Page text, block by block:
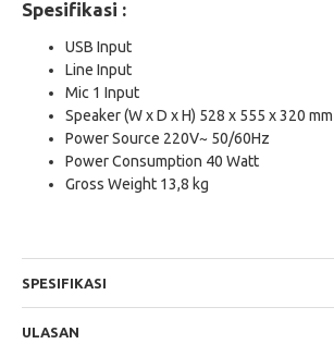
Spesifikasi :
USB Input
Line Input
Mic 1 Input
Speaker (W x D x H) 528 x 555 x 320 mm
Power Source 220V~ 50/60Hz
Power Consumption 40 Watt
Gross Weight 13,8 kg
SPESIFIKASI
ULASAN